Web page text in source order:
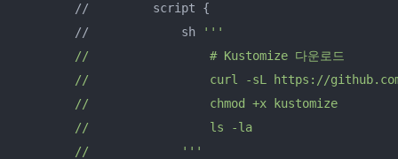
        //         script {
        //             sh
'' '
        //                 # Kustomize 다운로드
//                 curl -sL https://
        //                 chmod +x kustomize
//                 ls -la
        //             '
''